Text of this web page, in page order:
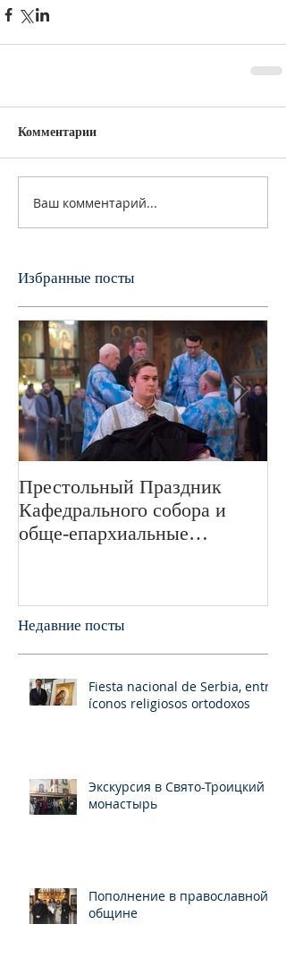
Комментарии
Ваш комментарий...
Избранные посты
Престольный Праздник
Кафедрального собора и
обще-епархиальные
Недавние посты
Fiesta nacional de Serbia, entre
íconos religiosos ortodoxos
Экскурсия в Свято-Троицкий
монастырь
Пополнение в православной
общине